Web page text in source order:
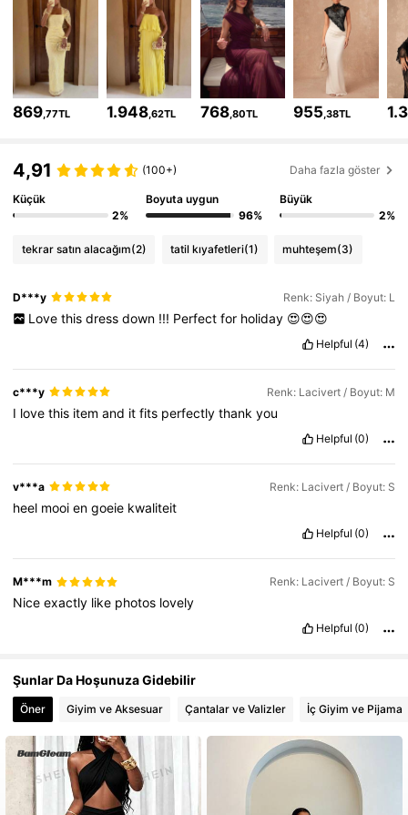
446K Takipçiler
4,74 446K Takipçiler
446K Takipçiler
4,74 446K Takipçiler
4,74 446K Takipçiler
446K Takipçiler
4,74
869,77TL 1.948,62TL 768,80TL 955,38TL
4,91 (100+) Daha fazla göster
Küçük
2%
Boyuta uygun
96%
Büyük
2%
tekrar satın alacağım(2) tatil kıyafetleri(1) muhteşem(3)
D***y Renk: Siyah / Boyut: L
Love this dress down !!! Perfect for holiday 😍😍😍
Helpful (4)
c***y Renk: Lacivert / Boyut: M
I lovethis itemand itfits perfectlythankyou
Helpful (0)
v***a Renk: Lacivert / Boyut: S
heel mooiengoeie kwaliteit
Helpful (0)
M***m Renk: Lacivert / Boyut: S
Niceexactly like photos lovely
Helpful (0)
Şunlar Da Hoşunuza Gidebilir
Öner Giyim ve Aksesuar Çantalar ve Valizler İç Giyim ve Pijama